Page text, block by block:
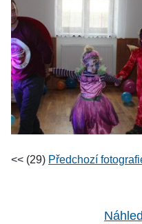
<< (29) Předchozí